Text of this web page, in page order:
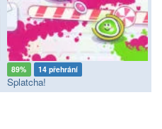
89% 14 přehrání
Splatcha!